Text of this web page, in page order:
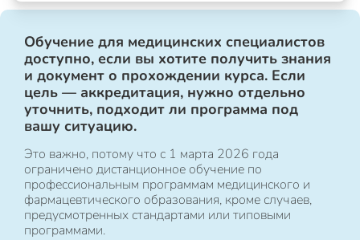
Обучение для медицинских специалистов
доступно, если вы хотите получить знания
и документ о прохождении курса. Если
цель — аккредитация, нужно отдельно
уточнить, подходит ли программа под
вашу ситуацию.
Это важно, потому что с 1 марта 2026 года
ограничено дистанционное обучение по
профессиональным программам медицинского и
фармацевтического образования, кроме случаев,
предусмотренных стандартами или типовыми
программами.